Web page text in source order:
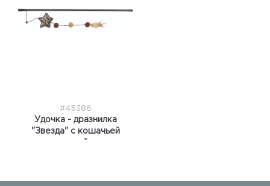
#45386
Удочка - дразнилка
"Звезда" с кошачьей